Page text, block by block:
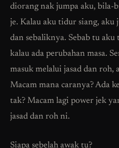
diorang nak jumpa aku, bila-
je. Kalau aku tidur siang, aku
dan sebaliknya. Sebab tu aku
kalau ada perubahan masa.
masuk melalui jasad dan roh,
Macam mana caranya? Ada
tak? Macam lagi power jek
jasad dan roh ni.
Siapa sebelah awak tu?